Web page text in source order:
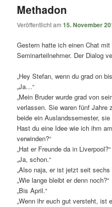
Methadon
Veröffentlicht am15. November
Gestern hatte ich einen Chat mit
Seminarteilnehmer. Der Dialog
„Hey Stefan, wenn du grad on
„Ja…“
„Mein Bruder wurde grad von
verlassen. Sie waren fünf Jahre
beide ein Auslandssemester,
Hast du eine Idee wie ich ihm
verwinden?“
„Hat er Freunde da in Liverpool?“
„Ja, schon.“
„Also naja, er ist jetzt seit sechs
„Wie lange bleibt er denn noch?“
„Bis April.“
„Wenn ihr euch gut versteht, ist